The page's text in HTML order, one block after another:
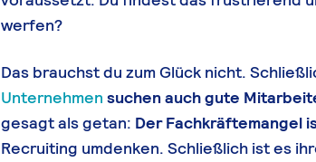
werfen?
Das brauchst du zum Glück nicht.
Unternehmen suchen auch gute
gesagt als getan: Der Fachkräftemangel
Recruiting umdenken. Schließlich ist es